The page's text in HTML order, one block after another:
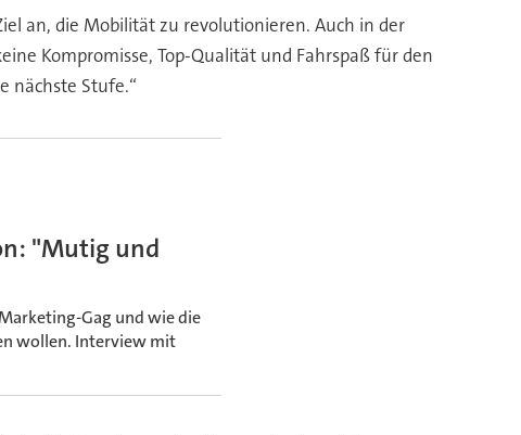
an, die Mobilität zu revolutionieren. Auch in der
Kompromisse, Top-Qualität und Fahrspaß für den
nächste Stufe.“
"Mutig und
Gag und wie die
wollen. Interview mit